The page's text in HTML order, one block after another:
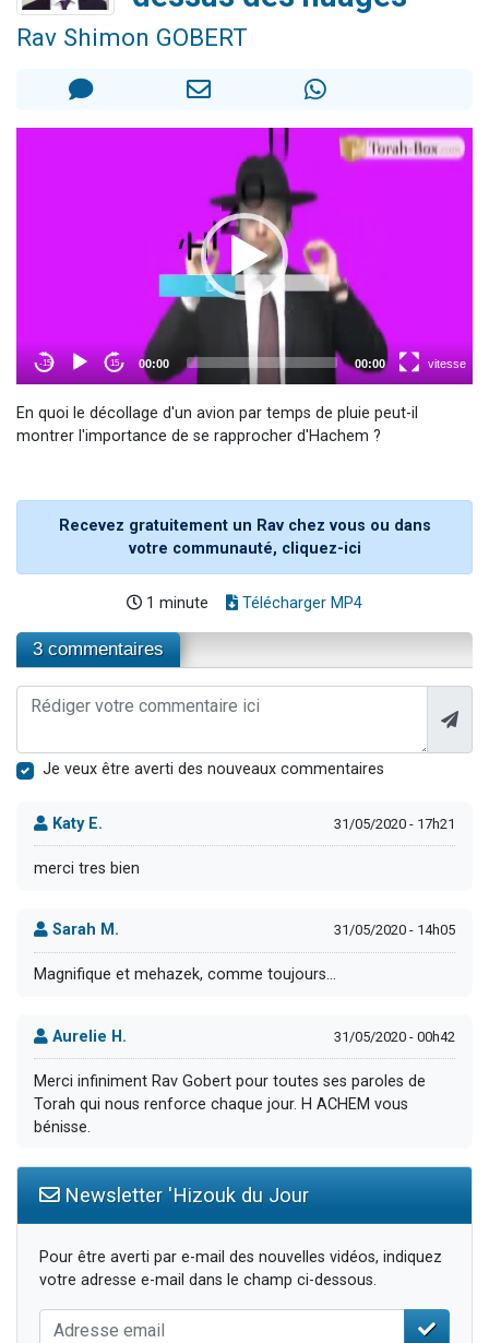
Ariel vient de donner son Maasser
Eva vient de donner son Maasser
Rav Shimon GOBERT
En quoi le décollage d'un avion par temps de pluie peut-il
montrer l'importance de se rapprocher d'Hachem ?
Recevez gratuitement un Rav chez vous ou dans
votre communauté, cliquez-ici
1 minute Télécharger MP4
3 commentaires
Je veux être averti des nouveaux commentaires
Katy E. 31/05/2020 - 17h21
merci tres bien
Sarah M. 31/05/2020 - 14h05
Magnifique et mehazek, comme toujours...
Aurelie H. 31/05/2020 - 00h42
Merci infiniment Rav Gobert pour toutes ses paroles de
Torah qui nous renforce chaque jour. H ACHEM vous
bénisse.
Newsletter 'Hizouk du Jour
Pour être averti par e-mail des nouvelles vidéos, indiquez
votre adresse e-mail dans le champ ci-dessous.